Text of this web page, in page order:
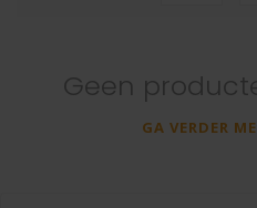
Geen
GA VERDER